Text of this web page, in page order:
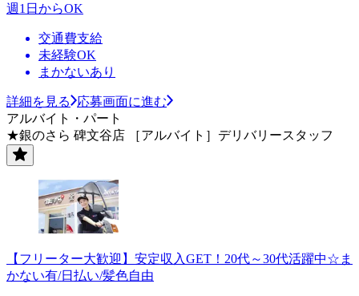
週1日からOK
交通費支給
未経験OK
まかないあり
詳細を見る
応募画面に進む
アルバイト・パート
★銀のさら 碑文谷店 ［アルバイト］デリバリースタッフ
【フリーター大歓迎】安定収入GET！20代～30代活躍中☆ま
かない有/日払い/髪色自由